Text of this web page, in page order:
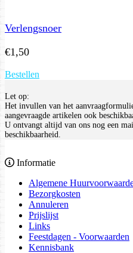
Verlengsnoer
€1,50
Bestellen
Let op:
Het invullen van het
aangevraagde artikelen ook
U ontvangt altijd van ons nog een
beschikbaarheid.
Informatie
Algemene
Bezorgkosten
Annuleren
Prijslijst
Links
Feestdagen - Voorwaarden
Kennisbank